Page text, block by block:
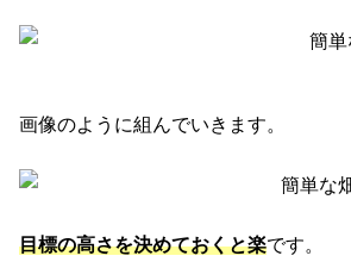
画像のように組んでいきます。
目標の高さを決めておくと楽です。